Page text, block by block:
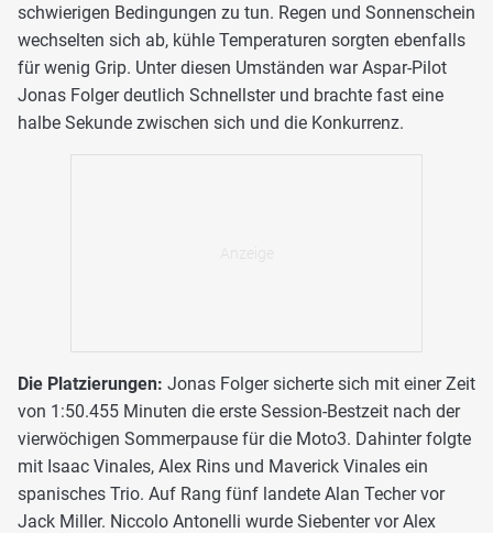
schwierigen Bedingungen zu tun. Regen und Sonnenschein
wechselten sich ab, kühle Temperaturen sorgten ebenfalls
für wenig Grip. Unter diesen Umständen war Aspar-Pilot
Jonas Folger deutlich Schnellster und brachte fast eine
halbe Sekunde zwischen sich und die Konkurrenz.
Die Platzierungen: Jonas Folger sicherte sich mit einer Zeit
von 1:50.455 Minuten die erste Session-Bestzeit nach der
vierwöchigen Sommerpause für die Moto3. Dahinter folgte
mit Isaac Vinales, Alex Rins und Maverick Vinales ein
spanisches Trio. Auf Rang fünf landete Alan Techer vor
Jack Miller. Niccolo Antonelli wurde Siebenter vor Alex